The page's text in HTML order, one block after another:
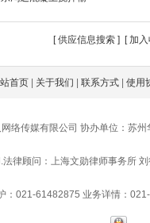
[供应信息搜索 ] [加
首页 关于我们 |联系方式 |使用
络传媒有限公司 协办单位：苏
法律顾问：上海文勋律师事务所
：021-61482875 业务详情：